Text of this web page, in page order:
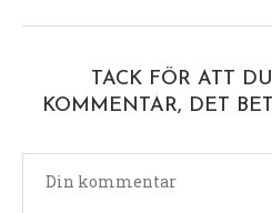
TACK FÖR ATT
KOMMENTAR, DET